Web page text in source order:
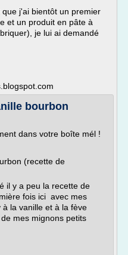
j'ai bientôt un premier
et un produit en pâte à
je lui ai demandé
bourbon
dans votre boîte mél !
(recette de
il y a peu la recette de
fois ici avec mes
la vanille et à la fève
mes mignons petits